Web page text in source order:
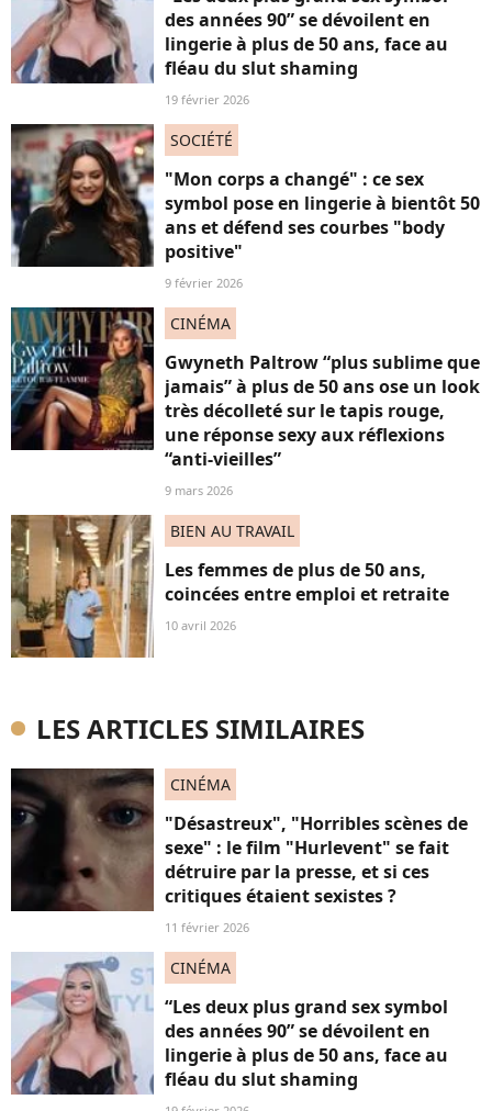
des années 90” se dévoilent en
lingerie à plus de 50 ans, face au
fléau du slut shaming
19 février 2026
SOCIÉTÉ
"Mon corps a changé" : ce sex
symbol pose en lingerie à bientôt 50
ans et défend ses courbes "body
positive"
9 février 2026
CINÉMA
Gwyneth Paltrow “plus sublime que
jamais” à plus de 50 ans ose un look
très décolleté sur le tapis rouge,
une réponse sexy aux réflexions
“anti-vieilles”
9 mars 2026
BIEN AU TRAVAIL
Les femmes de plus de 50 ans,
coincées entre emploi et retraite
10 avril 2026
LES ARTICLES SIMILAIRES
CINÉMA
"Désastreux", "Horribles scènes de
sexe" : le film "Hurlevent" se fait
détruire par la presse, et si ces
critiques étaient sexistes ?
11 février 2026
CINÉMA
“Les deux plus grand sex symbol
des années 90” se dévoilent en
lingerie à plus de 50 ans, face au
fléau du slut shaming